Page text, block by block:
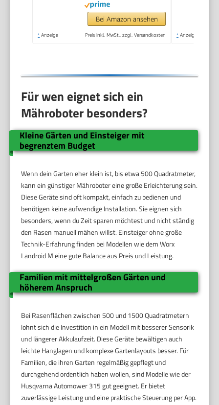
Bei Amazon ansehen
* Anzeige Preis inkl. MwSt., zzgl. Versandkosten * Anzeige
Für wen eignet sich ein
Mähroboter besonders?
Kleine Gärten und Einsteiger mit
begrenztem Budget
Wenn dein Garten eher klein ist, bis etwa 500 Quadratmeter,
kann ein günstiger Mähroboter eine große Erleichterung sein.
Diese Geräte sind oft kompakt, einfach zu bedienen und
benötigen keine aufwendige Installation. Sie eignen sich
besonders, wenn du Zeit sparen möchtest und nicht ständig
den Rasen manuell mähen willst. Einsteiger ohne große
Technik-Erfahrung finden bei Modellen wie dem Worx
Landroid M eine gute Balance aus Preis und Leistung.
Familien mit mittelgroßen Gärten und
höherem Anspruch
Bei Rasenflächen zwischen 500 und 1500 Quadratmetern
lohnt sich die Investition in ein Modell mit besserer Sensorik
und längerer Akkulaufzeit. Diese Geräte bewältigen auch
leichte Hanglagen und komplexe Gartenlayouts besser. Für
Familien, die ihren Garten regelmäßig gepflegt und
durchgehend ordentlich haben wollen, sind Modelle wie der
Husqvarna Automower 315 gut geeignet. Er bietet
zuverlässige Leistung und eine praktische Steuerung per App.